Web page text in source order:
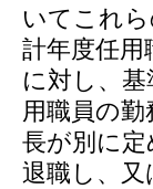
いてこれ
計年度任用
に対し、
用職員の
長が別に
退職し、又